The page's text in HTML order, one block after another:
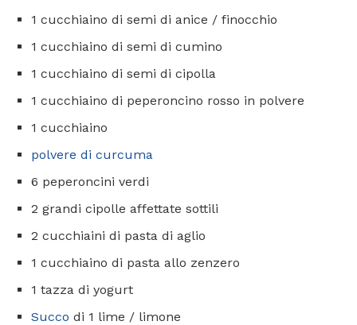
1 cucchiaino di semi di anice / finocchio
1 cucchiaino di semi di cumino
1 cucchiaino di semi di cipolla
1 cucchiaino di peperoncino rosso in polvere
1 cucchiaino
polvere di curcuma
6 peperoncini verdi
2 grandi cipolle affettate sottili
2 cucchiaini di pasta di aglio
1 cucchiaino di pasta allo zenzero
1 tazza di yogurt
Succo di 1 lime / limone